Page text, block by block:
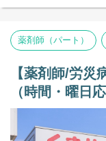
◆科目 内科
◆薬剤師：正社員2名
◆事務：派遣1名
【その他の補足事項】
1) 従事すべき業務の
変更なし
正社員は全店。ただ
薬剤師（パート）
【薬剤師/労災
（時間・曜日